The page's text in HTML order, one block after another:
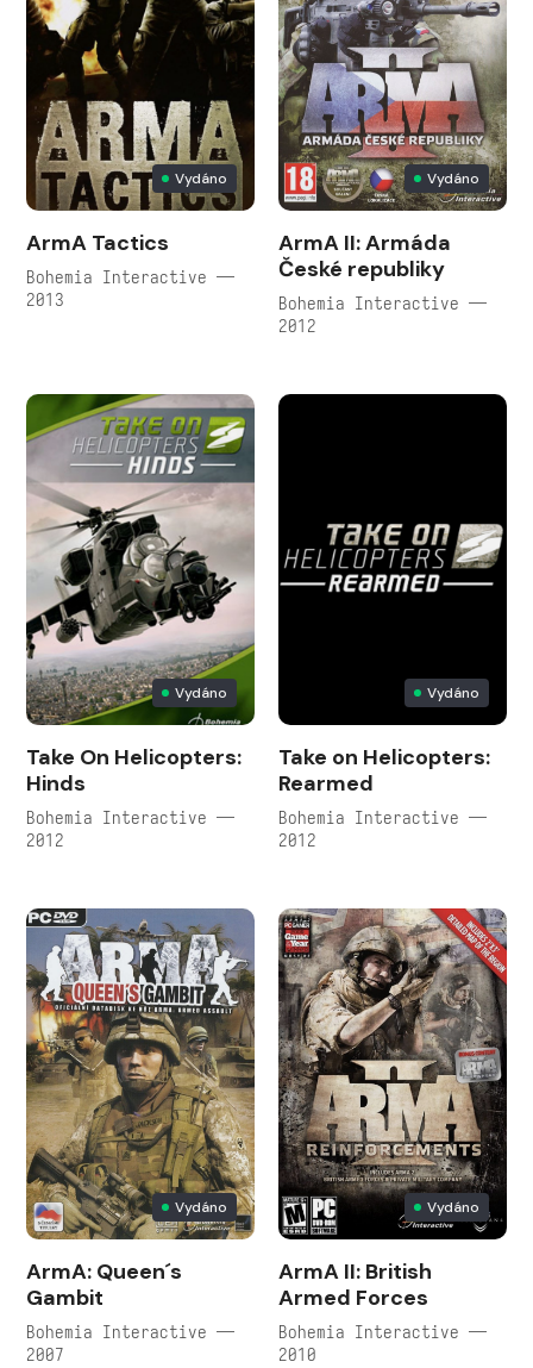
Vydáno
ArmA Tactics
Bohemia Interactive —
2013
Vydáno
ArmA II: Armáda
České republiky
Bohemia Interactive —
2012
Vydáno
Take On Helicopters:
Hinds
Bohemia Interactive —
2012
Vydáno
Take on Helicopters:
Rearmed
Bohemia Interactive —
2012
Vydáno
ArmA: Queen´s
Gambit
Bohemia Interactive —
2007
Vydáno
ArmA II: British
Armed Forces
Bohemia Interactive —
2010